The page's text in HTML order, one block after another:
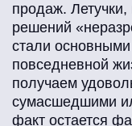
Хобби / досуг
продаж.
решений
стали
повседневной
получаем
сумасшедшими
факт остается